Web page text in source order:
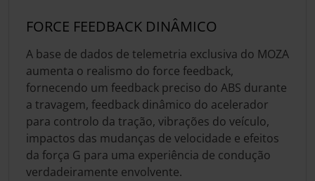
FORCE FEEDBACK DINÂMICO
A base de dados de telemetria exclusiva do MOZA
aumenta o realismo do force feedback,
fornecendo um feedback preciso do ABS durante
a travagem, feedback dinâmico do acelerador
para controlo da tração, vibrações do veículo,
impactos das mudanças de velocidade e efeitos
da força G para uma experiência de condução
verdadeiramente envolvente.